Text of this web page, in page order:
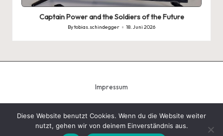
in
Captain Power and the Soldiers of the Future
Posted
by
Bytobias.schindegger 18. Juni 2026
Impressum
Copyright 2026 — Tobias Schindegger - Gugeli. All rights
Diese Website benutzt Cookies. Wenn du die Website weiter
nutzt, gehen wir von deinem Einverständnis aus.